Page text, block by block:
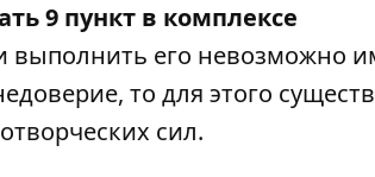
9 пункт в комплексе
выполнить его невозможно
то для этого
сил.